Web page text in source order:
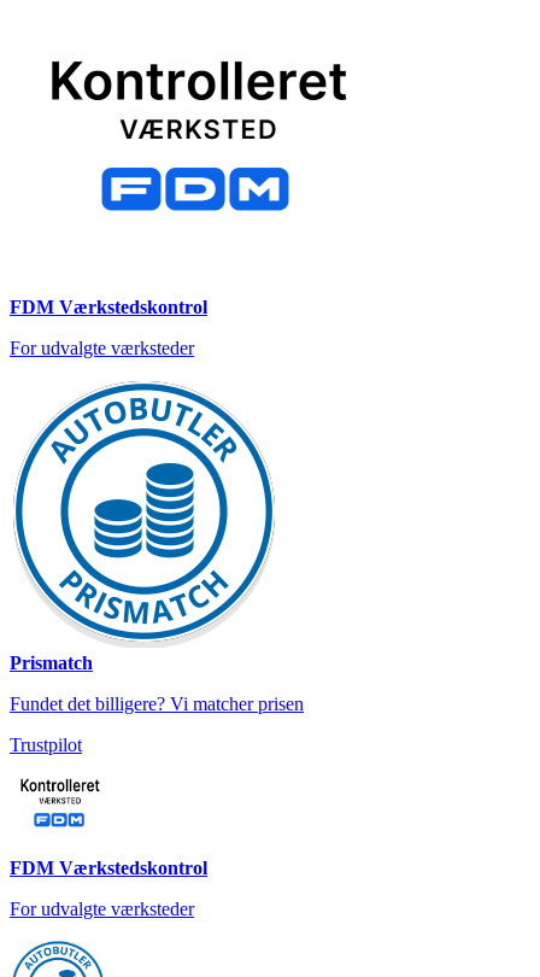
FDM Værkstedskontrol
For udvalgte værksteder
Prismatch
Fundet det billigere? Vi matcher prisen
Trustpilot
FDM Værkstedskontrol
For udvalgte værksteder